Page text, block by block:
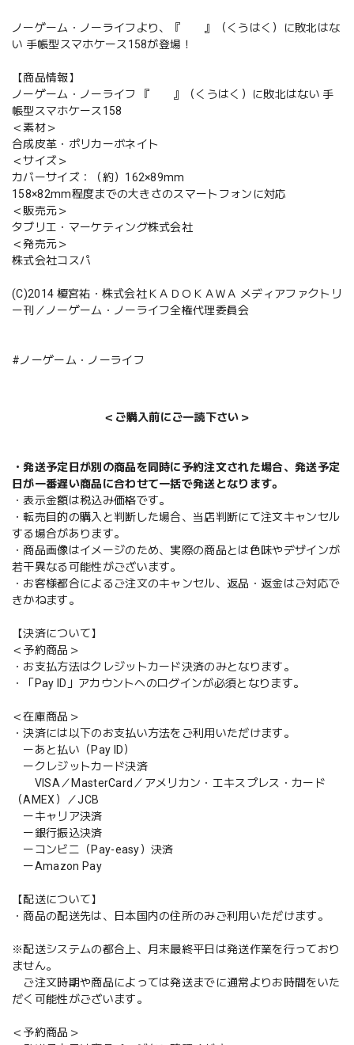
ノーゲーム・ノーライフより、『 』（くうはく）に敗北はな
い 手帳型スマホケース158が登場！
【商品情報】
ノーゲーム・ノーライフ 『 』（くうはく）に敗北はない 手
帳型スマホケース158
＜素材＞
合成皮革・ポリカーボネイト
＜サイズ＞
カバーサイズ：（約）162×89mm
158×82mm程度までの大きさのスマートフォンに対応
＜販売元＞
タブリエ・マーケティング株式会社
＜発売元＞
株式会社コスパ
(C)2014 榎宮祐・株式会社ＫＡＤＯＫＡＷＡ メディアファクトリ
ー刊／ノーゲーム・ノーライフ全権代理委員会
#ノーゲーム・ノーライフ
＜ご購入前にご一読下さい＞
・発送予定日が別の商品を同時に予約注文された場合、発送予定
日が一番遅い商品に合わせて一括で発送となります。
・表示金額は税込み価格です。
・転売目的の購入と判断した場合、当店判断にて注文キャンセル
する場合があります。
・商品画像はイメージのため、実際の商品とは色味やデザインが
若干異なる可能性がございます。
・お客様都合によるご注文のキャンセル、返品・返金はご対応で
きかねます。
【決済について】
＜予約商品＞
・お支払方法はクレジットカード決済のみとなります。
・「Pay ID」アカウントへのログインが必須となります。
＜在庫商品＞
・決済には以下のお支払い方法をご利用いただけます。
ーあと払い（Pay ID）
ークレジットカード決済
VISA／MasterCard／アメリカン・エキスプレス・カード
（AMEX）／JCB
ーキャリア決済
ー銀行振込決済
ーコンビニ（Pay-easy）決済
ーAmazon Pay
【配送について】
・商品の配送先は、日本国内の住所のみご利用いただけます。
※配送システムの都合上、月末最終平日は発送作業を行っており
ません。
ご注文時期や商品によっては発送までに通常よりお時間をいた
だく可能性がございます。
＜予約商品＞